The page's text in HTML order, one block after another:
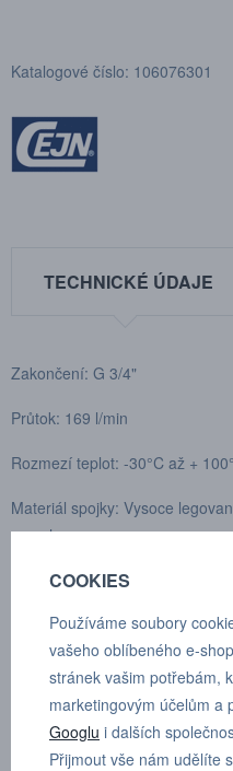
Katalogové číslo: 106076301
TECHNICKÉ ÚDAJE
Zakončení: G 3/4"
Průtok: 169 l/min
Rozmezí teplot: -30°C až +
Materiál spojky: Vysoce
povrchem
Materiál vsuvky: Vysoce
Materiál těsnění: Nitril (NBR)
Maximální pracovní tlak ve
Maximální pracovní tlak v
COOKIES
Používáme soubory
vašeho oblíbeného e-
stránek vašim potřebám,
marketingovým účelům a
Googlu i dalších
Přijmout vše nám udělíte